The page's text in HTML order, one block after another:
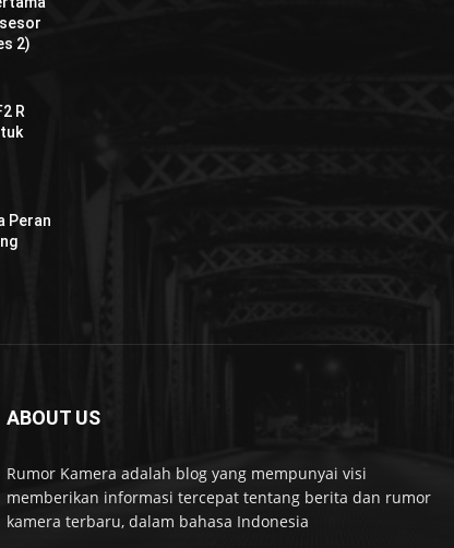
2)
R
Peran
ABOUT US
Rumor Kamera adalah blog yang mempunyai visi
memberikan informasi tercepat tentang berita dan rumor
kamera terbaru, dalam bahasa Indonesia